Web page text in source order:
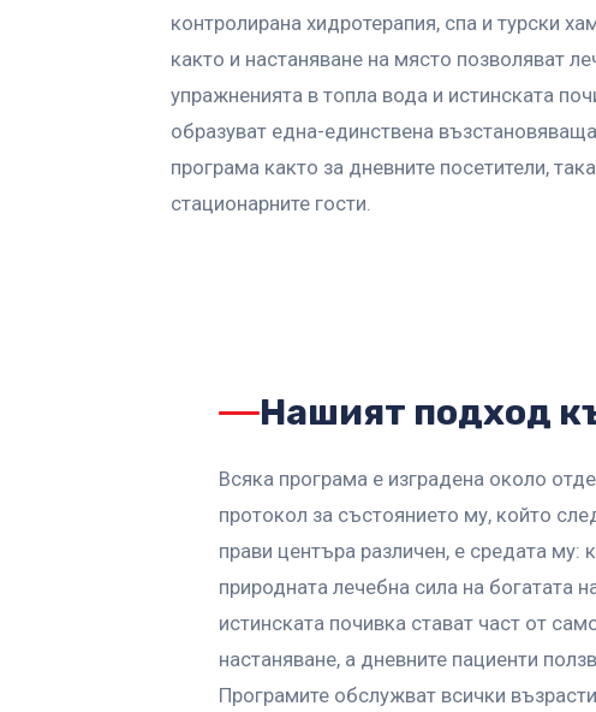
контролирана хидротерапия, спа и турски
както и настаняване на място позволяват
упражненията в топла вода и истинската
образуват една-единствена възстановяваща
програма както за дневните посетители,
стационарните гости.
Нашият подход
Всяка програма е изградена около
протокол за състоянието му, който
прави центъра различен, е средата му:
природната лечебна сила на богатата
истинската почивка стават част от
настаняване, а дневните пациенти
Програмите обслужват всички